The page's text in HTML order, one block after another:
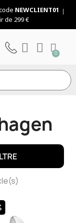
NEWCLIENT01
de 299 €